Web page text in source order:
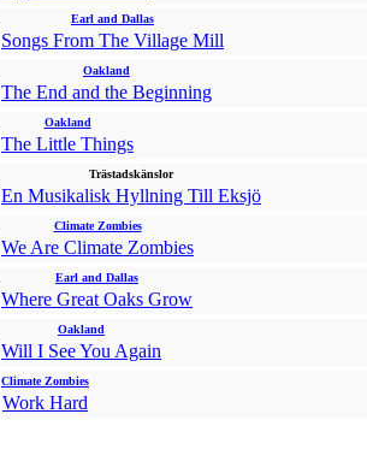
Earl and Dallas
Songs From The Village Mill
Oakland
The End and the Beginning
Oakland
The Little Things
Trästadskänslor
En Musikalisk Hyllning Till Eksjö
Climate Zombies
We Are Climate Zombies
Earl and Dallas
Where Great Oaks Grow
Oakland
Will I See You Again
Climate Zombies
Work Hard